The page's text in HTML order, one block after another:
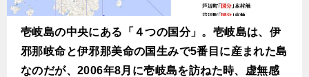
壱岐島の中央にある「４つの国分」。壱岐島は、伊
邪那岐命と伊邪那美命の国生みで5番目に産まれた島
なのだが、2006年8月に壱岐島を訪ねた時、虚無感